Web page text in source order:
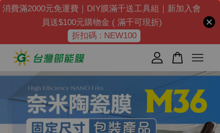
消費滿2000元免運費｜DIY膜滿千送工具組｜新加入會
員送$100元購物金 ( 滿千可現折)
折扣碼 : NEW100
您的購物車目前還是空的。
繼續購物